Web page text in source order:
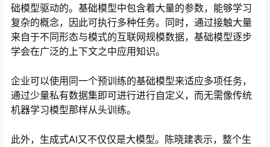
础模型驱动的。基础模型中包含着大量的参数，能够学习
复杂的概念，因此可执行多种任务。同时，通过接触大量
来自于不同形态与模式的互联网规模数据，基础模型逐步
学会在广泛的上下文之中应用知识。
企业可以使用同一个预训练的基础模型来适应多项任务，
通过少量私有数据集即可进行进行自定义，而无需像传统
机器学习模型那样从头训练。
此外，生成式AI又不仅仅是大模型。陈晓建表示，整个生